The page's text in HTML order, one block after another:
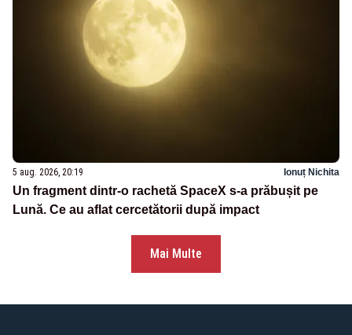
5 aug. 2026, 20:19 Ionuț Nichita
Un fragment dintr-o rachetă SpaceX s-a prăbușit pe
Lună. Ce au aflat cercetătorii după impact
Mai Multe